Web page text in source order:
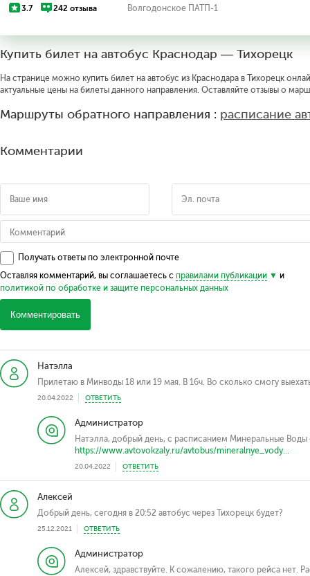
3.7 242 отзыва Волгодонское ПАТП-1
Купить билет на автобус Краснодар — Тихорецк
На странице можно купить билет на автобус из Краснодара в Тихорецк
актуальные цены на билеты данного направления. Оставляйте отзывы о
Маршруты обратного направления : расписание
Комментарии
Получать ответы по электронной почте
Оставляя комментарий, вы соглашаетесь с правилами публикации
и
политикой по обработке и защите персональных данных
Комментировать
Натэлла
Прилетаю в Минводы 18 или 19 мая. В 16ч. Во сколько смогу
20.04.2022 ОТВЕТИТЬ
Администратор
Натэлла, добрый день, с расписанием Минеральные
https://www.avtovokzaly.ru/avtobus/mineralnye_vody...
20.04.2022 ОТВЕТИТЬ
Алексей
Добрый день, сегодня в 20:52 автобус через Тихорецк будет?
25.12.2021 ОТВЕТИТЬ
Администратор
Алексей, здравствуйте. К сожалению, такого рейса нет.